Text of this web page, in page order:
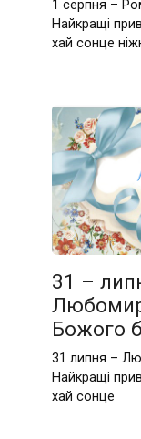
1 серпня –
Найкращі
хай сонце
31 –
Божого
31 липня –
Найкращі
хай сонце